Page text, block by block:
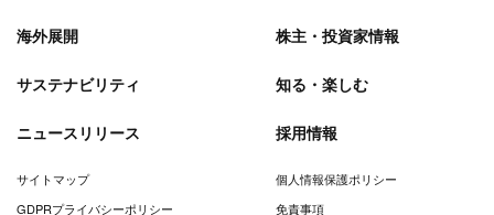
海外展開 株主・投資家情報
サステナビリティ 知る・楽しむ
ニュースリリース 採用情報
サイトマップ
個人情報保護ポリシー
GDPRプライバシーポリシー
免責事項